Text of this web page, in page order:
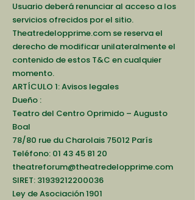
Usuario deberá renunciar al acceso a los
servicios ofrecidos por el sitio.
Theatredelopprime.com se reserva el
derecho de modificar unilateralmente el
contenido de estos T&C en cualquier
momento.
ARTÍCULO 1: Avisos legales
Dueño :
Teatro del Centro Oprimido – Augusto
Boal
78/80 rue du Charolais 75012 París
Teléfono: 01 43 45 81 20
theatreforum@theatredelopprime.com
SIRET: 31939212200036
Ley de Asociación 1901